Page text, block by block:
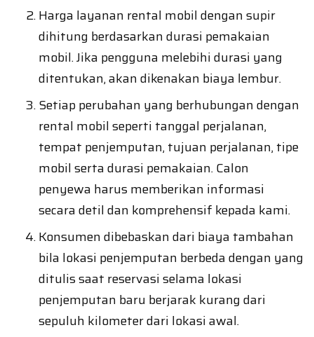
Harga layanan rental mobil dengan supir
dihitung berdasarkan durasi pemakaian
mobil. Jika pengguna melebihi durasi yang
ditentukan, akan dikenakan biaya lembur.
Setiap perubahan yang berhubungan dengan
rental mobil seperti tanggal perjalanan,
tempat penjemputan, tujuan perjalanan, tipe
mobil serta durasi pemakaian. Calon
penyewa harus memberikan informasi
secara detil dan komprehensif kepada kami.
Konsumen dibebaskan dari biaya tambahan
bila lokasi penjemputan berbeda dengan yang
ditulis saat reservasi selama lokasi
penjemputan baru berjarak kurang dari
sepuluh kilometer dari lokasi awal.